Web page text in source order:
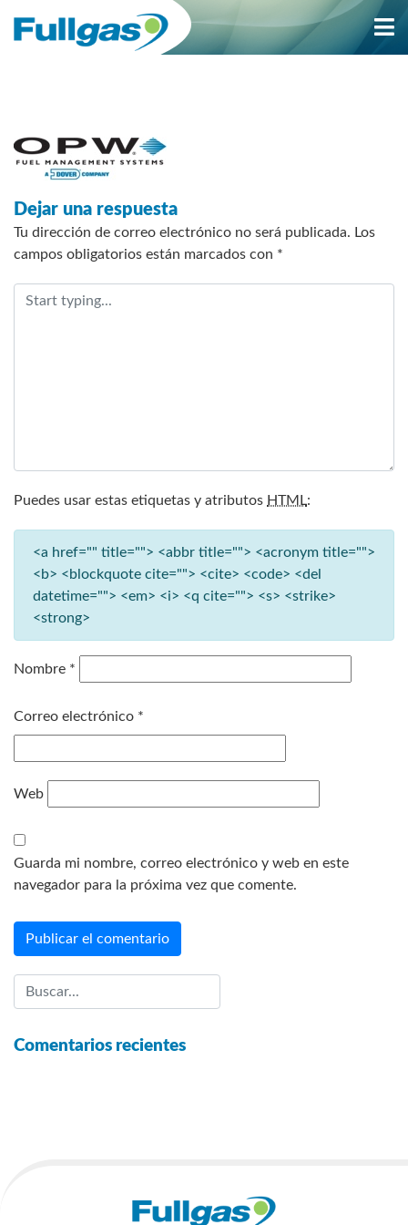
Dejar una respuesta
Tu dirección de correo electrónico no será publicada. Los
campos obligatorios están marcados con *
Puedes usar estas etiquetas y atributos HTML:
<a href="" title=""> <abbr title=""> <acronym title="">
<b> <blockquote cite=""> <cite> <code> <del
datetime=""> <em> <i> <q cite=""> <s> <strike>
<strong>
Nombre *
Correo electrónico *
Web
Guarda mi nombre, correo electrónico y web en este
navegador para la próxima vez que comente.
Comentarios recientes